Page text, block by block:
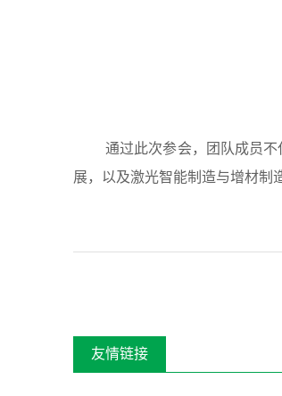
通过此次参会，团队成员
展，以及激光智能制造与增材制
友情链接